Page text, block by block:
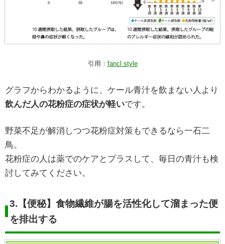
引用： fancl style
グラフからわかるように、ケール青汁を飲まない人より
飲んだ人の花粉症の症状が軽いです。
野菜不足が解消しつつ花粉症対策もできるなら一石二
鳥。
花粉症の人は薬でのケアとプラスして、毎日の青汁も検
討してみてください。
3. 【便秘】食物繊維が腸を活性化して溜まった便
を排出する